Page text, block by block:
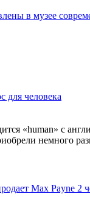
в музее
для человека
«human» с
немного
Max Payne 2